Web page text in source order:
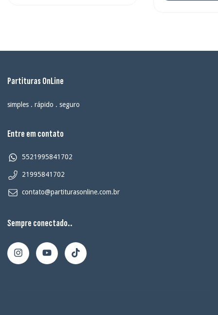
Partituras OnLine
simples . rápido . seguro
Entre em contato
5521995841702
21995841702
contato@partiturasonline.com.br
Sempre conectado..